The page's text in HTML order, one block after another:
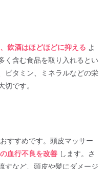
飲酒はほどほどに抑える よ
く含む食品を取り入れるとい
ビタミン、ミネラルなどの栄
です。
すすめです。頭皮マッサー
血行不良を改善 します。さ
すなど、頭皮や髪にダメージ